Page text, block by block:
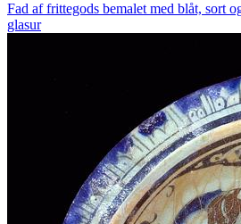
Fad af frittegods bemalet med blåt, sort
glasur